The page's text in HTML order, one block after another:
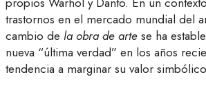
trastornos en el mercado mundial del
cambio de la obra de arte se ha
nueva “última verdad” en los años
tendencia a marginar su valor